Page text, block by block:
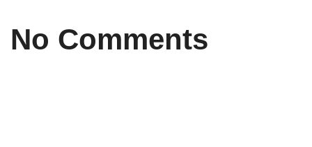
No Comments